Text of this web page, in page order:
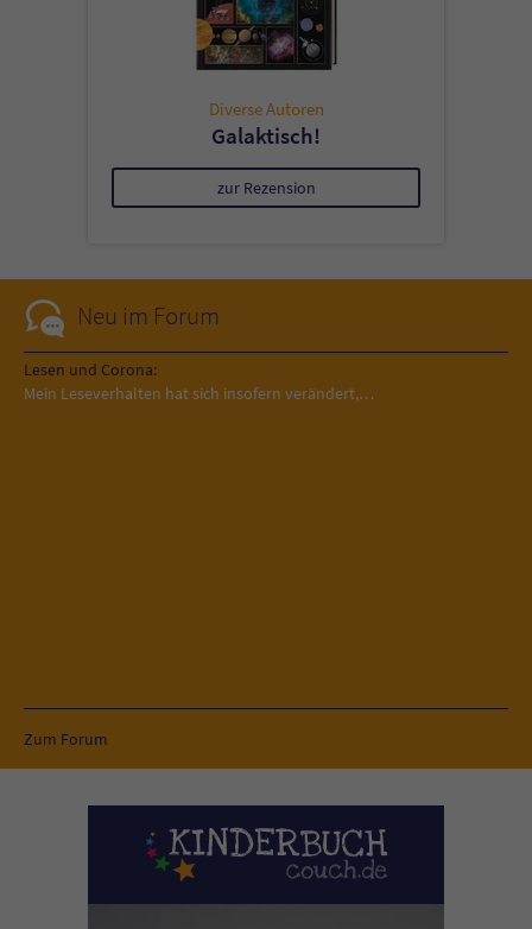
Diverse Autoren
Galaktisch!
zur Rezension
Neu im Forum
Lesen und Corona:
Mein Leseverhalten hat sich insofern verändert,…
Zum Forum